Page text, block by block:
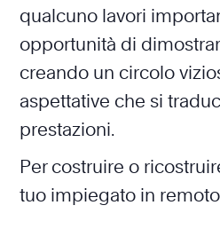
qualcuno lavori
opportunità di
creando un circolo
aspettative che si
prestazioni.
Per costruire o
tuo impiegato in